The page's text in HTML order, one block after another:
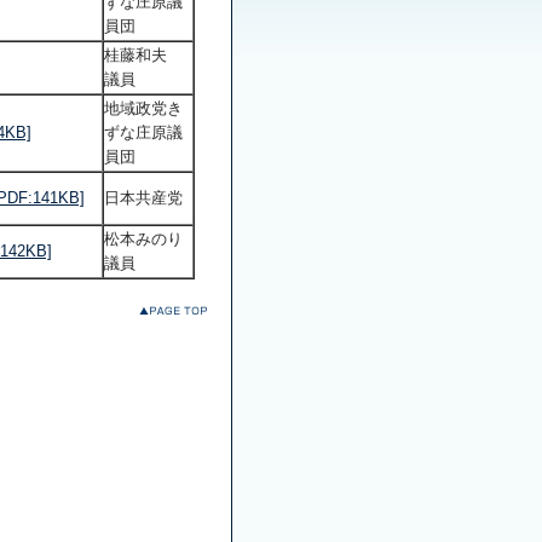
員団
桂藤和夫
議員
地域政党き
ずな庄原議
員団
日本共産党
松本みのり
議員